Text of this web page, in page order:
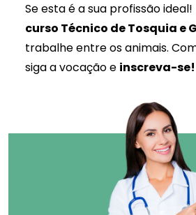
Se esta é a sua profissão ideal!
curso Técnico de Tosquia e
trabalhe entre os animais.
siga a vocação e inscreva-se!